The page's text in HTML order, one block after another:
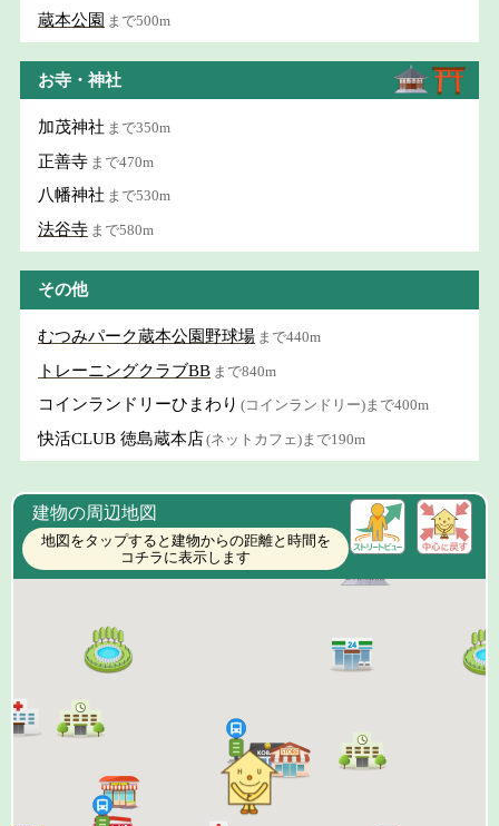
蔵本公園 まで500m
お寺・神社
加茂神社 まで350m
正善寺 まで470m
八幡神社 まで530m
法谷寺 まで580m
その他
むつみパーク蔵本公園野球場 まで440m
トレーニングクラブBB まで840m
コインランドリーひまわり (コインランドリー)まで400m
快活CLUB 徳島蔵本店(ネットカフェ)まで190m
建物の周辺地図
地図をタップすると建物からの距離と時間を
コチラに表示します